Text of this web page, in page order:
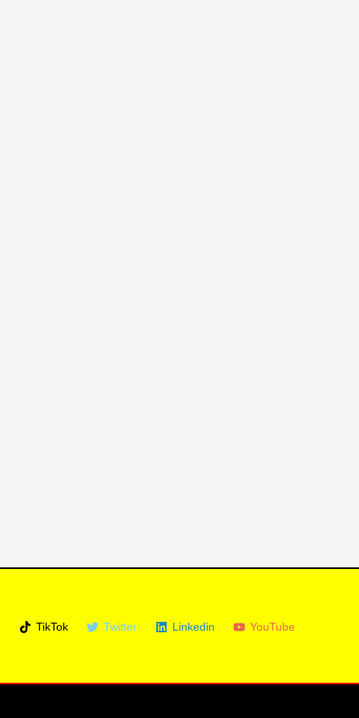
TikTok Twitter Linkedin YouTube